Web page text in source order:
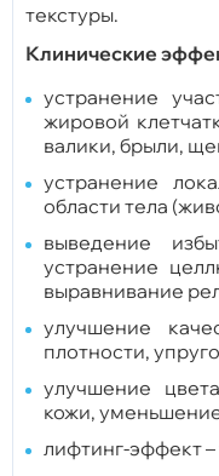
текстуры.
Клинические
устранение
жировой
валики, брыли,
устранение
области тела
выведение
устранение
выравнивание
улучшение
плотности,
улучшение
кожи,
лифтинг-эффект